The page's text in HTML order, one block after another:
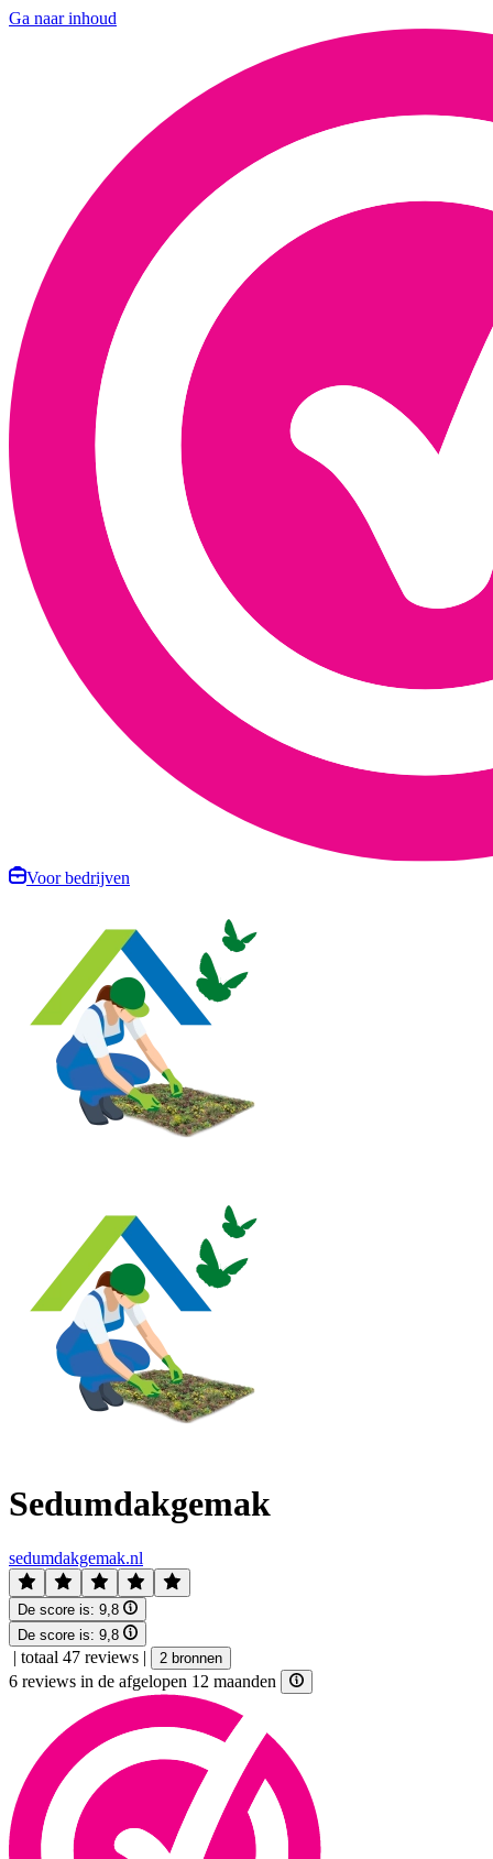
Ga naar inhoud
Voor bedrijven
Sedumdakgemak
sedumdakgemak.nl
De score is: 9,8
De score is: 9,8
| totaal 47 reviews | 2 bronnen
6 reviews in de afgelopen 12 maanden